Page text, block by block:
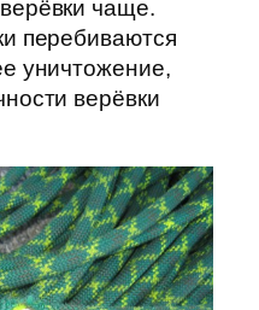
чаще.
перебиваются
уничтожение,
верёвки